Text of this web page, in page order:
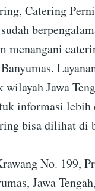
Catering
menangani
Jawa
informasi lebih
bisa dilihat di
No. 199,
Jawa